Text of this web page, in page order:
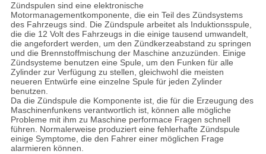
Zündspulen sind eine elektronische
Motormanagementkomponente, die ein Teil des Zündsystems
des Fahrzeugs sind. Die Zündspule arbeitet als Induktionsspule,
die die 12 Volt des Fahrzeugs in die einige tausend umwandelt,
die angefordert werden, um den Zündkerzeabstand zu springen
und die Brennstoffmischung der Maschine anzuzünden. Einige
Zündsysteme benutzen eine Spule, um den Funken für alle
Zylinder zur Verfügung zu stellen, gleichwohl die meisten
neueren Entwürfe eine einzelne Spule für jeden Zylinder
benutzen.
Da die Zündspule die Komponente ist, die für die Erzeugung des
Maschinenfunkens verantwortlich ist, können alle mögliche
Probleme mit ihm zu Maschine performace Fragen schnell
führen. Normalerweise produziert eine fehlerhafte Zündspule
einige Symptome, die den Fahrer einer möglichen Frage
alarmieren können.